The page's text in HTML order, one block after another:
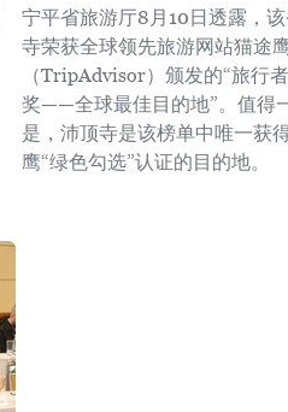
宁平省旅游厅8月10日透露，
寺荣获全球领先旅游网站猫途
（TripAdvisor）颁发的“旅行
奖——全球最佳目的地”。值得
是，沛顶寺是该榜单中唯一获
鹰“绿色勾选”认证的目的地。